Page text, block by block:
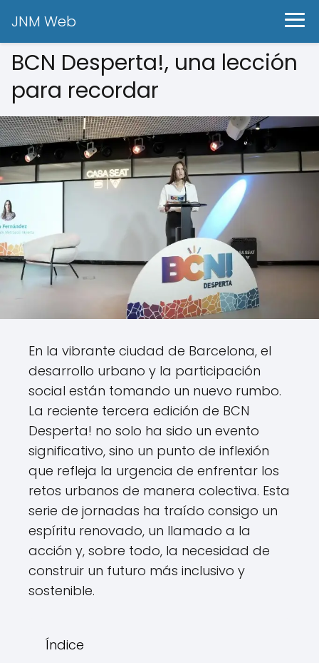
JNM Web
BCN Desperta!, una lección
para recordar
En la vibrante ciudad de Barcelona, el
desarrollo urbano y la participación
social están tomando un nuevo rumbo.
La reciente tercera edición de BCN
Desperta! no solo ha sido un evento
significativo, sino un punto de inflexión
que refleja la urgencia de enfrentar los
retos urbanos de manera colectiva. Esta
serie de jornadas ha traído consigo un
espíritu renovado, un llamado a la
acción y, sobre todo, la necesidad de
construir un futuro más inclusivo y
sostenible.
Índice